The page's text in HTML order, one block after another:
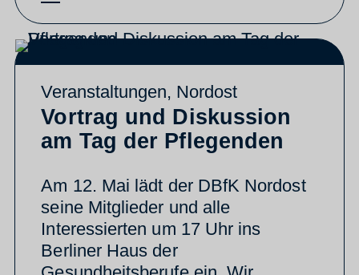
Veranstaltungen, Nordost
Vortrag und Diskussion
am Tag der Pflegenden
Am 12. Mai lädt der DBfK Nordost
seine Mitglieder und alle
Interessierten um 17 Uhr ins
Berliner Haus der